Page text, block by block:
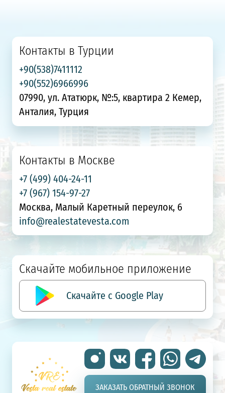
ЗАКАЗАТЬ ОБРАТНЫЙ ЗВОНОК
Контакты в Турции
+90(538)7411112
+90(552)6966996
07990, ул. Ататюрк, №:5, квартира 2 Кемер,
Анталия, Турция
Контакты в Москве
+7 (499) 404-24-11
+7 (967) 154-97-27
Москва, Малый Каретный переулок, 6
info@realestatevesta.com
Скачайте мобильное приложение
Скачайте с Google Play